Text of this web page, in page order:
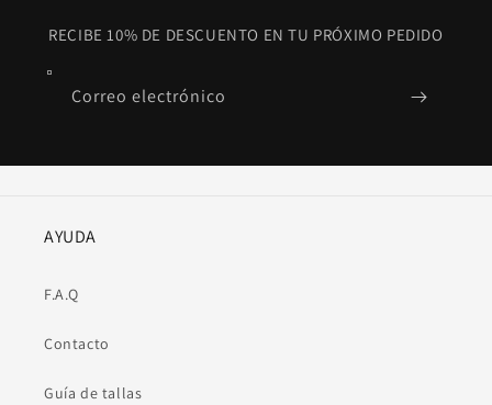
RECIBE 10% DE DESCUENTO EN TU PRÓXIMO PEDIDO
Correo electrónico
AYUDA
F.A.Q
Contacto
Guía de tallas